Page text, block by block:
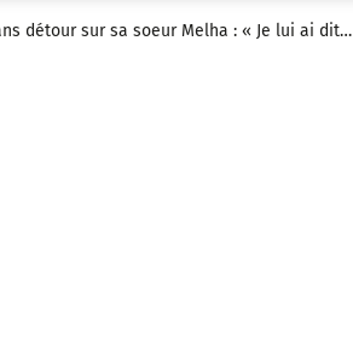
détour sur sa soeur Melha : « Je lui ai dit…